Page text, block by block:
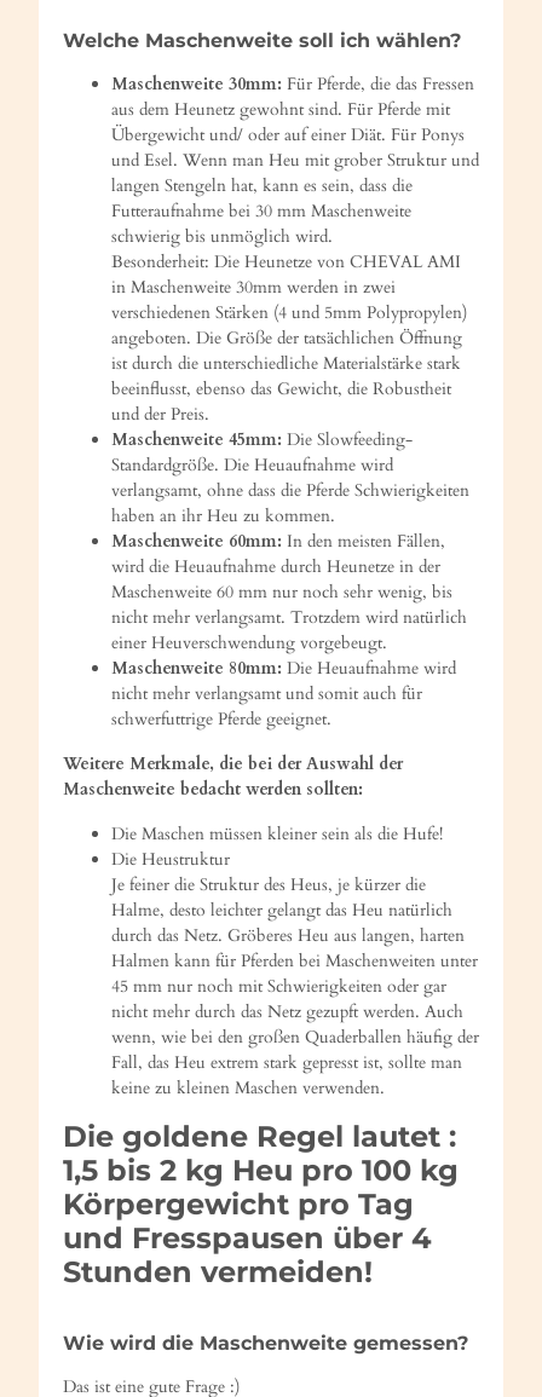
Welche Maschenweite soll ich wählen?
Maschenweite 30mm: Für Pferde, die das Fressen
aus dem Heunetz gewohnt sind. Für Pferde mit
Übergewicht und/ oder auf einer Diät. Für Ponys
und Esel. Wenn man Heu mit grober Struktur und
langen Stengeln hat, kann es sein, dass die
Futteraufnahme bei 30 mm Maschenweite
schwierig bis unmöglich wird.
Besonderheit: Die Heunetze von CHEVAL AMI
in Maschenweite 30mm werden in zwei
verschiedenen Stärken (4 und 5mm Polypropylen)
angeboten. Die Größe der tatsächlichen Öffnung
ist durch die unterschiedliche Materialstärke stark
beeinflusst, ebenso das Gewicht, die Robustheit
und der Preis.
Maschenweite 45mm: Die Slowfeeding-
Standardgröße. Die Heuaufnahme wird
verlangsamt, ohne dass die Pferde Schwierigkeiten
haben an ihr Heu zu kommen.
Maschenweite 60mm: In den meisten Fällen,
wird die Heuaufnahme durch Heunetze in der
Maschenweite 60 mm nur noch sehr wenig, bis
nicht mehr verlangsamt. Trotzdem wird natürlich
einer Heuverschwendung vorgebeugt.
Maschenweite 80mm: Die Heuaufnahme wird
nicht mehr verlangsamt und somit auch für
schwerfuttrige Pferde geeignet.
Weitere Merkmale, die bei der Auswahl der
Maschenweite bedacht werden sollten:
Die Maschen müssen kleiner sein als die Hufe!
Die Heustruktur
Je feiner die Struktur des Heus, je kürzer die
Halme, desto leichter gelangt das Heu natürlich
durch das Netz. Gröberes Heu aus langen, harten
Halmen kann für Pferden bei Maschenweiten unter
45 mm nur noch mit Schwierigkeiten oder gar
nicht mehr durch das Netz gezupft werden. Auch
wenn, wie bei den großen Quaderballen häufig der
Fall, das Heu extrem stark gepresst ist, sollte man
keine zu kleinen Maschen verwenden.
Die goldene Regel lautet :
1,5 bis 2 kg Heu pro 100 kg
Körpergewicht pro Tag
und Fresspausen über 4
Stunden vermeiden!
Wie wird die Maschenweite gemessen?
Das ist eine gute Frage :)